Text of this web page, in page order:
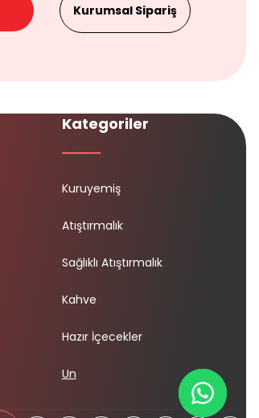
Kurumsal Sipariş
Kategoriler
Kuruyemiş
Atıştırmalık
Sağlıklı Atıştırmalık
Kahve
Hazır İçecekler
Un